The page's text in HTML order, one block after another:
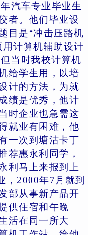
汽车专业毕业生
者。他们毕业设
目是“冲击压路机
计算机辅助设计
当时我校计算机
给学生用，以培
计的方法，为就
绩是优秀，他计
时企业也急需这
就业有困难，他
一次到塘沽卡丁
荐惠永利同学，
利马上来报到上
，2000年7月就到
部从事新产品开
供住宿和午晚
活在同一所大